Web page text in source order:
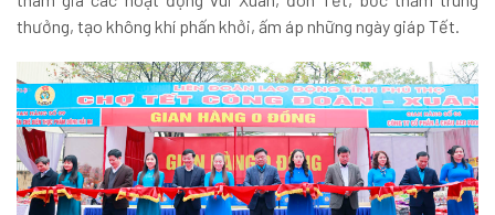
thưởng, tạo không khí phấn khởi, ấm áp những ngày giáp Tết.